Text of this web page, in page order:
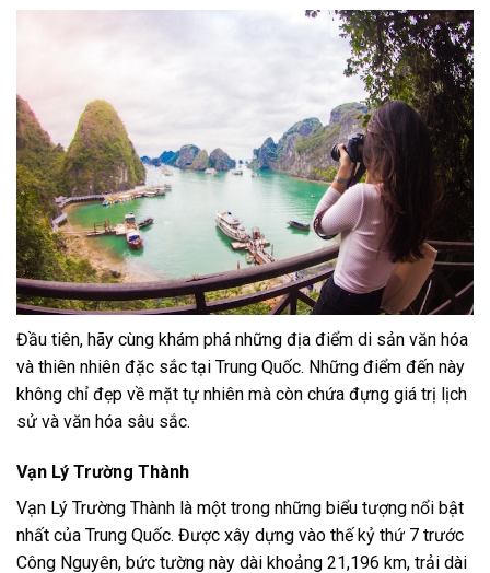
Đầu tiên, hãy cùng khám phá những địa điểm di sản văn hóa
và thiên nhiên đặc sắc tại Trung Quốc. Những điểm đến này
không chỉ đẹp về mặt tự nhiên mà còn chứa đựng giá trị lịch
sử và văn hóa sâu sắc.
Vạn Lý Trường Thành
Vạn Lý Trường Thành là một trong những biểu tượng nổi bật
nhất của Trung Quốc. Được xây dựng vào thế kỷ thứ 7 trước
Công Nguyên, bức tường này dài khoảng 21,196 km, trải dài